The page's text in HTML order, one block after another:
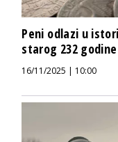
Peni odlazi u
starog 232 godine
16/11/2025 | 10:00